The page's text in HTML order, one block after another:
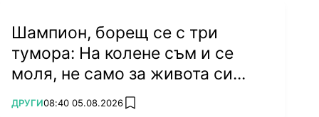
Шампион, борещ се с три
тумора: На колене съм и се
моля, не само за живота си...
ПОВЕЧЕ ОТ
ДРУГИ08:40 05.08.2026 add favorites